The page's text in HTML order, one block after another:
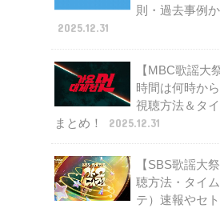
則・過去事例
2025.12.31
【MBC歌謡大
時間は何時か
視聴方法＆タ
まとめ！
2025.12.31
【SBS歌謡大
聴方法・タイ
テ）速報やセ